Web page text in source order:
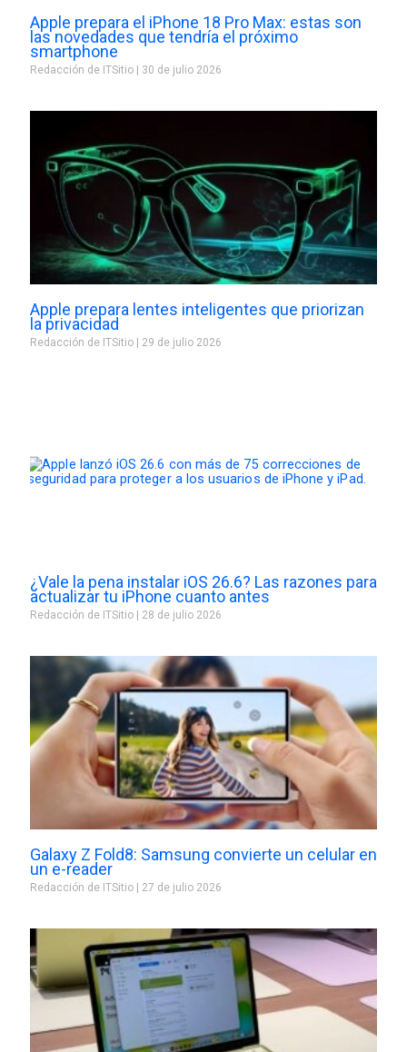
Apple prepara el iPhone 18 Pro Max: estas son
las novedades que tendría el próximo
smartphone
Redacción de ITSitio 30 de julio 2026
Apple prepara lentes inteligentes que priorizan
la privacidad
Redacción de ITSitio 29 de julio 2026
¿Vale la pena instalar iOS 26.6? Las razones para
actualizar tu iPhone cuanto antes
Redacción de ITSitio 28 de julio 2026
Galaxy Z Fold8: Samsung convierte un celular en
un e-reader
Redacción de ITSitio 27 de julio 2026